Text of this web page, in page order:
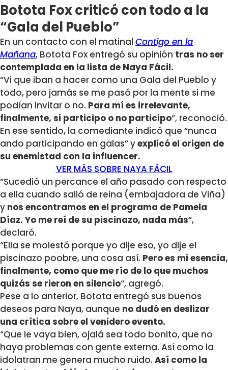
Botota Fox criticó con todo a la
“Gala del Pueblo”
En un contacto con el matinal Contigo en la
Mañana, Botota Fox entregó su opinión tras no ser
contemplada en la lista de Naya Fácil.
“Vi que iban a hacer como una Gala del Pueblo y
todo, pero jamás se me pasó por la mente si me
podían invitar o no. Para mí es irrelevante,
finalmente, si participo o no participo“, reconoció.
En ese sentido, la comediante indicó que “nunca
ando participando en galas” yexplicó el origen de
su enemistad con la influencer.
VER MÁS SOBRE NAYA FÁCIL
“Sucedió un percance el año pasado con respecto
a ella cuando salió de reina (embajadora de Viña)
y nos encontramos en el programa de Pamela
Díaz. Yo me reí de su piscinazo, nada más“,
declaró.
“Ella se molestó porque yo dije eso, yo dije el
piscinazo poobre, una cosa así. Pero es mi esencia,
finalmente, como que me río de lo que muchos
quizás se rieron en silencio“, agregó.
Pese a lo anterior, Botota entregó sus buenos
deseos para Naya, aunque no dudó en deslizar
una crítica sobre el venidero evento.
“Que le vaya bien, ojalá sea todo bonito, que no
haya problemas con gente externa. Así como la
idolatran me genera mucho ruido. Así como la